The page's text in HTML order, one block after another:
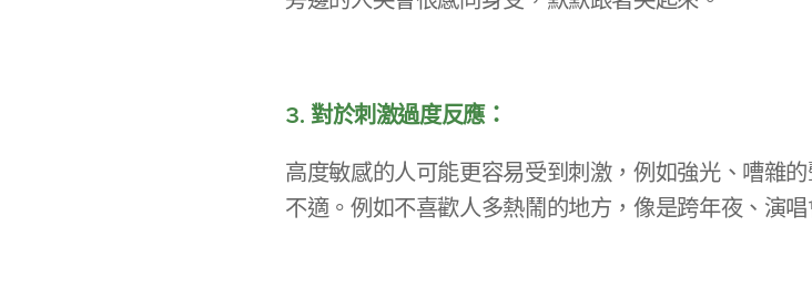
3. 對於刺激過度反應：
高度敏感的人可能更容易受到刺激，例如強光、嘈雜
不適。例如不喜歡人多熱鬧的地方，像是跨年夜、演